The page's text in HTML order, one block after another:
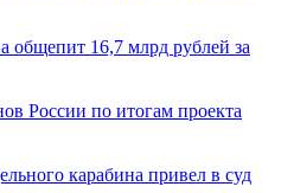
общепит 16,7 млрд рублей за
России по итогам проекта
карабина привел в суд